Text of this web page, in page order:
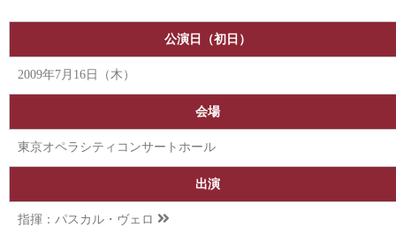
公演日（初日）
2009年7月16日（木）
会場
東京オペラシティコンサートホール
出演
指揮： パスカル・ヴェロ